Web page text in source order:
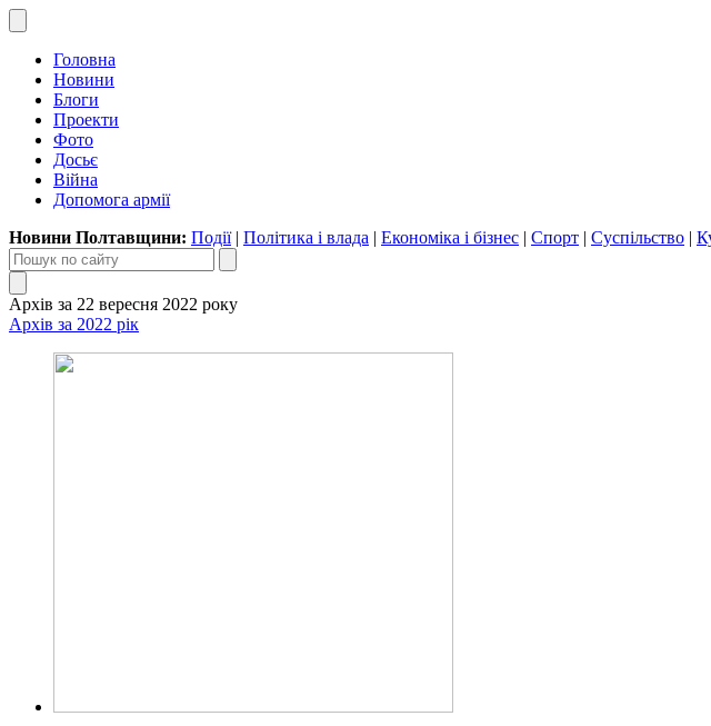
Головна
Новини
Блоги
Проекти
Фото
Досьє
Війна
Допомога армії
Новини Полтавщини: Події| Політика і влада | Економіка і бізнес | Спорт | Суспільство |
Архів за 22 вересня 2022 року
Архів за 2022 рік